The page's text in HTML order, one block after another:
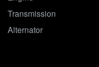
Transmission
Alternator